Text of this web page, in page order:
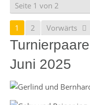
Seite 1 von 2
1 2 Vorwärts
Juni 2025